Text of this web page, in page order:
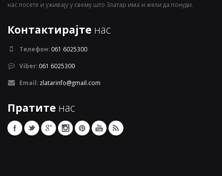
нас посете и уживају у свему што Златар има и жели да понуди.
Контактирајте нас
Телефон: 061 6025300
Viber: 061 6025300
Email: zlatarinfo@gmail.com
Пратите нас